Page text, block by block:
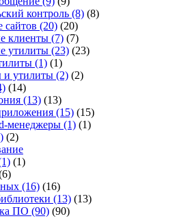
контроль (8) (8)
сайтов (20) (20)
клиенты (7) (7)
утилиты (23) (23)
(1) (1)
и утилиты (2) (2)
(14)
(13) (13)
(15) (15)
менеджеры (1) (1)
(2)
(1)
(16) (16)
(13) (13)
ПО (90) (90)